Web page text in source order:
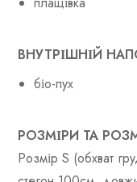
ВНУТРІШНІЙ
біо-пух
РОЗМІРИ ТА
Розмір S (обхват